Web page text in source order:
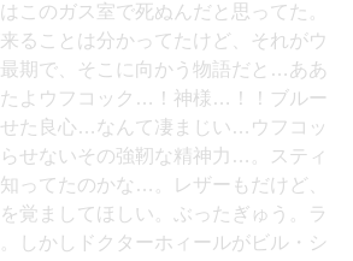
このガス室で死ぬんだと思ってた。
ることは分かってたけど、それがウ
最期で、そこに向かう物語だと…ああ
よウフコック…！神様…！！ブルー
た良心…なんて凄まじい…ウフコッ
せないその強靭な精神力…。スティ
ってたのかな…。レザーもだけど、
覚ましてほしい。ぶったぎゅう。ラ
。しかしドクターホィールがビル・シ